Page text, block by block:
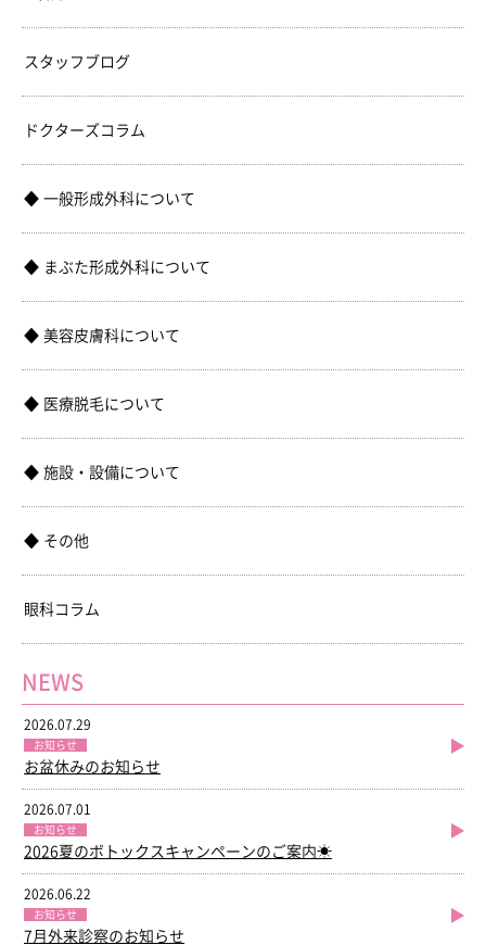
スタッフブログ
ドクターズコラム
一般形成外科について
まぶた形成外科について
美容皮膚科について
医療脱毛について
施設・設備について
その他
眼科コラム
NEWS
2026.07.29
お知らせ
お盆休みのお知らせ
2026.07.01
お知らせ
2026夏のボトックスキャンペーンのご案内☀
2026.06.22
お知らせ
7月外来診察のお知らせ